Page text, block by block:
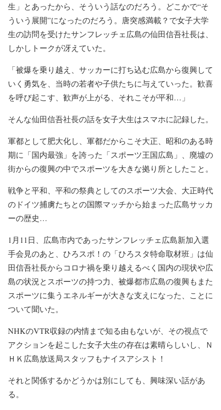
生」とあったから、そういう話なのだろう。どこかで“そ
ういう展開”になったのだろう。唐突感満載？で女子大学
生の訪問を受けたサンフレッチェ広島の仙田信吾社長は、
しかしトークが冴えていた。
「被爆を乗り越え、サッカーに打ち込む広島から復興して
いく勇気を、当時の若者や子供たちに与えていった。歓喜
を呼び起こす、歓声が上がる、それこそが平和…」
そんな仙田信吾社長の話を女子大生はスマホに記録した。
軍都として肥大化し、軍都だからこそ大正、昭和のある時
期に「国内最強」を誇った「スポーツ王国広島」、廃墟の
街からの復興の中でスポーツを大きな拠り所としたこと。
戦争と平和、平和の祭典としてのスポーツ大会、大正時代
のドイツ捕虜たちとの国際マッチから始まった広島サッカ
ーの歴史…
1月11日、広島市内であったサンフレッチェ広島新加入選
手会見のあと、ひろスポ！の「ひろスタ特命取材班」は仙
田信吾社長からコロナ禍を乗り越えるべく国内の現状や広
島の状況とスポーツの持つ力、被爆都市広島の復興もまた
スポーツに集うエネルギーが大きな支えになった、ことに
ついて聞いた。
NHKのVTR収録の内情まで知る由もないが、その視点で
アクションを起こした女子大生の存在は素晴らしいし、Ｎ
ＨＫ広島放送局スタッフもナイスアシスト！
それと関係するかどうかは別にしても、興味深い話があ
る。